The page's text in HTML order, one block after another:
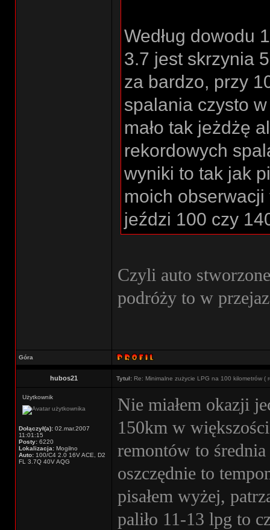
Według dowodu
3.7 jest skrzynia
za bardzo, przy
spalania czysto
mało tak jeżdżę
rekordowych
wyniki to tak jak
moich
jeździ 100 czy
Czyli auto
podróży to w
Góra
hubos21 Tytuł: Re: Minimalne zużycie LPG na 100 kilometrów (
Użytkownik
Dołączył(a): 02.mar.2007
11:01:15
Posty: 6220
Lokalizacja: Mogilno
Auto: 100/C4 2.0 16V ACE, D2
FL 3.7Q 40V AQG
Nie miałem okazji
150km w
remontów to
oszczędnie to
pisałem wyżej,
paliło 11-13 lpg to